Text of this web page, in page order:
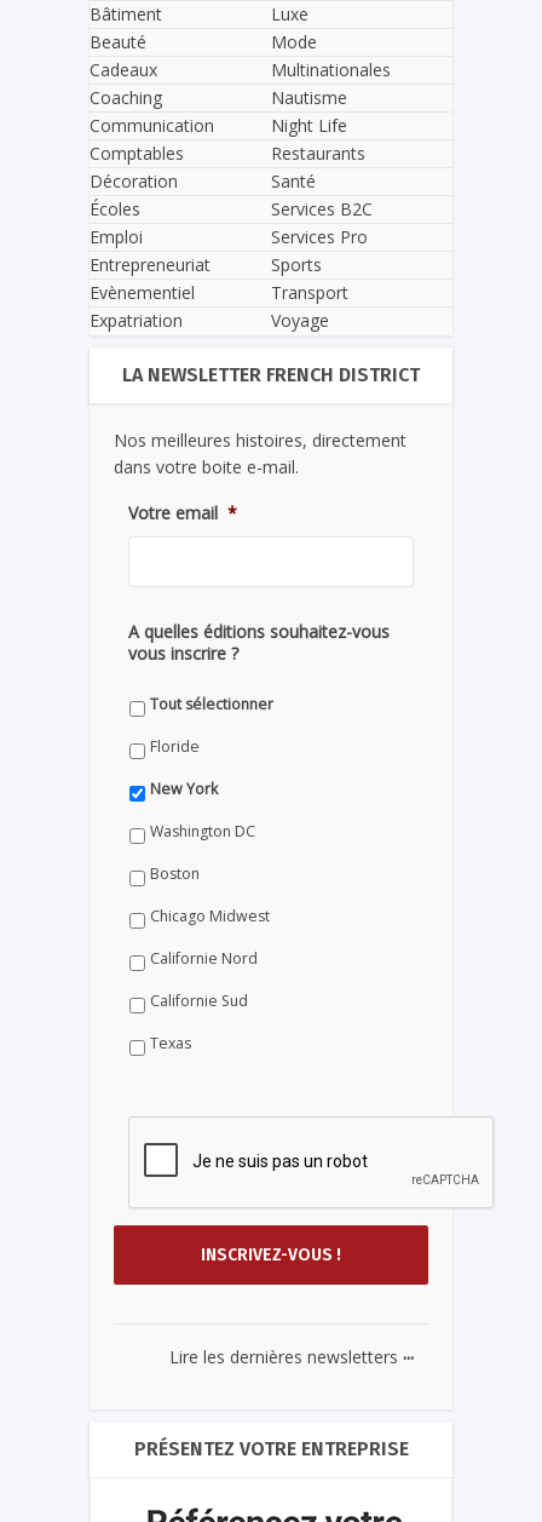
Bâtiment
Beauté
Cadeaux
Coaching
Communication
Comptables
Décoration
Écoles
Emploi
Entrepreneuriat
Evènementiel
Expatriation
Luxe
Mode
Multinationales
Nautisme
Night Life
Restaurants
Santé
Services B2C
Services Pro
Sports
Transport
Voyage
LA NEWSLETTER FRENCH DISTRICT
Nos meilleures histoires, directement
dans votre boite e-mail.
Votre email *
A quelles éditions souhaitez-vous
vous inscrire ?
Tout sélectionner
Floride
New York
Washington DC
Boston
Chicago Midwest
Californie Nord
Californie Sud
Texas
Lire les dernières newsletters ...
PRÉSENTEZ VOTRE ENTREPRISE